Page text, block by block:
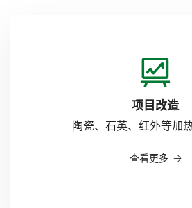
6
7
8
6
7
8
3
4
5
项目改造
陶瓷、石英、红外等加
查看更多